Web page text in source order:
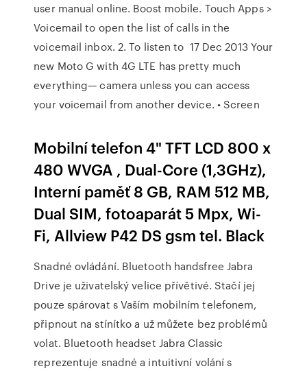
user manual online. Boost mobile. Touch Apps >
Voicemail to open the list of calls in the
voicemail inbox. 2. To listen to 17 Dec 2013 Your
new Moto G with 4G LTE has pretty much
everything— camera unless you can access
your voicemail from another device. • Screen
Mobilní telefon 4" TFT LCD 800 x
480 WVGA , Dual-Core (1,3GHz),
Interní paměť 8 GB, RAM 512 MB,
Dual SIM, fotoaparát 5 Mpx, Wi-
Fi, Allview P42 DS gsm tel. Black
Snadné ovládání. Bluetooth handsfree Jabra
Drive je uživatelský velice přívětivé. Stačí jej
pouze spárovat s Vaším mobilním telefonem,
připnout na stínítko a už můžete bez problémů
volat. Bluetooth headset Jabra Classic
reprezentuje snadné a intuitivní volání s